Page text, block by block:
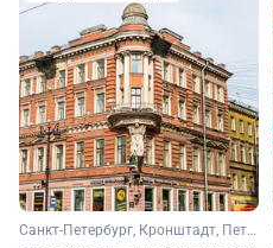
Санкт-Петербург, Кронштадт, Петергоф